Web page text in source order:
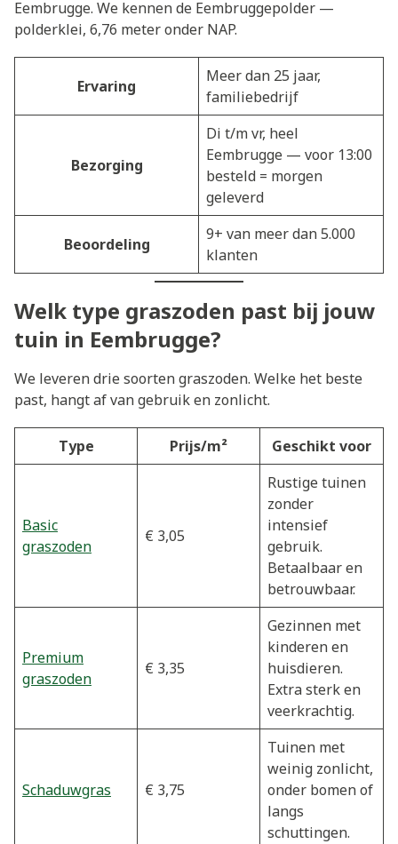
Eembrugge. We kennen de Eembruggepolder —
polderklei, 6,76 meter onder NAP.
Ervaring
Meer dan 25 jaar,
familiebedrijf
Bezorging
Di t/m vr, heel
Eembrugge — voor 13:00
besteld = morgen
geleverd
Beoordeling
9+ van meer dan 5.000
klanten
Welk type graszoden past bij jouw
tuin in Eembrugge?
We leveren drie soorten graszoden. Welke het beste
past, hangt af van gebruik en zonlicht.
Type Prijs/m² Geschikt voor
Basic
graszoden
€ 3,05
Rustige tuinen
zonder
intensief
gebruik.
Betaalbaar en
betrouwbaar.
Premium
graszoden
€ 3,35
Gezinnen met
kinderen en
huisdieren.
Extra sterk en
veerkrachtig.
Schaduwgras € 3,75
Tuinen met
weinig zonlicht,
onder bomen of
langs
schuttingen.